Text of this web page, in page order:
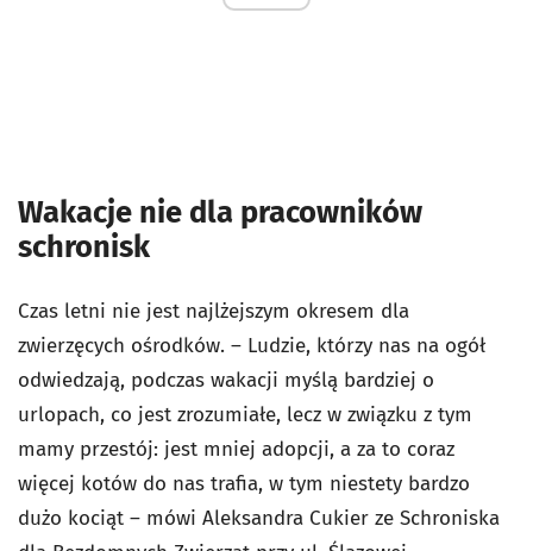
Wakacje nie dla pracowników
schronisk
Czas letni nie jest najlżejszym okresem dla
zwierzęcych ośrodków. – Ludzie, którzy nas na ogół
odwiedzają, podczas wakacji myślą bardziej o
urlopach, co jest zrozumiałe, lecz w związku z tym
mamy przestój: jest mniej adopcji, a za to coraz
więcej kotów do nas trafia, w tym niestety bardzo
dużo kociąt – mówi Aleksandra Cukier ze Schroniska